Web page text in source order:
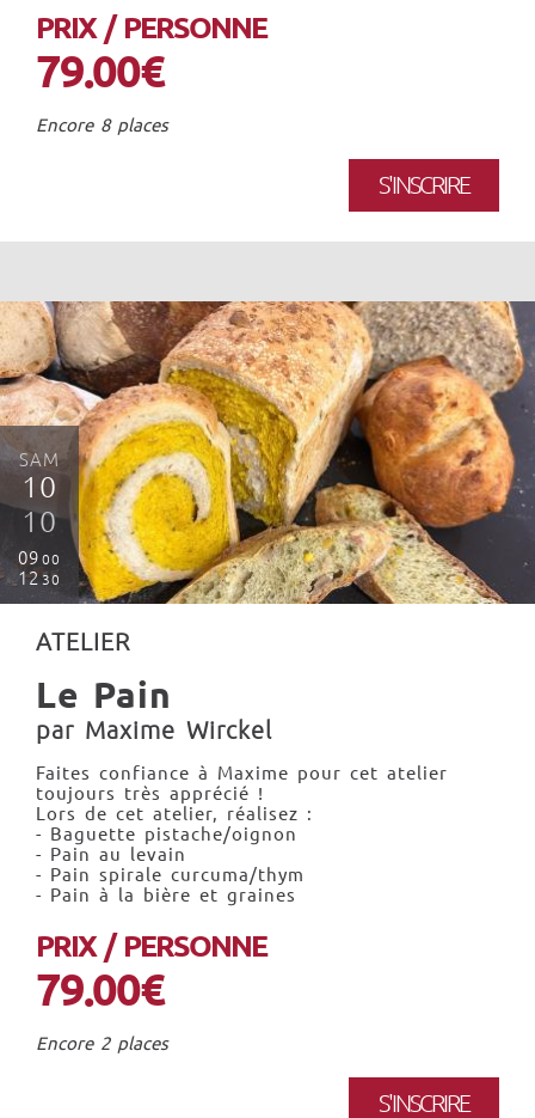
PRIX / PERSONNE
79.00€
Encore 8 places
S'INSCRIRE
SAM
10
10
09 00
12 30
ATELIER
Le Pain
par Maxime Wirckel
Faites confiance à Maxime pour cet atelier
toujours très apprécié !
Lors de cet atelier, réalisez :
- Baguette pistache/oignon
- Pain au levain
- Pain spirale curcuma/thym
- Pain à la bière et graines
PRIX / PERSONNE
79.00€
Encore 2 places
S'INSCRIRE